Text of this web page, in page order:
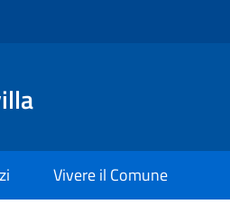
Vivere il Comune